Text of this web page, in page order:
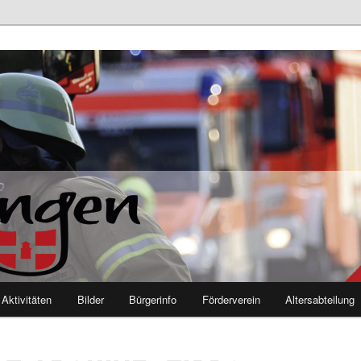
Mutlangen
Aktivitäten Bilder Bürgerinfo Förderverein Altersabteilung